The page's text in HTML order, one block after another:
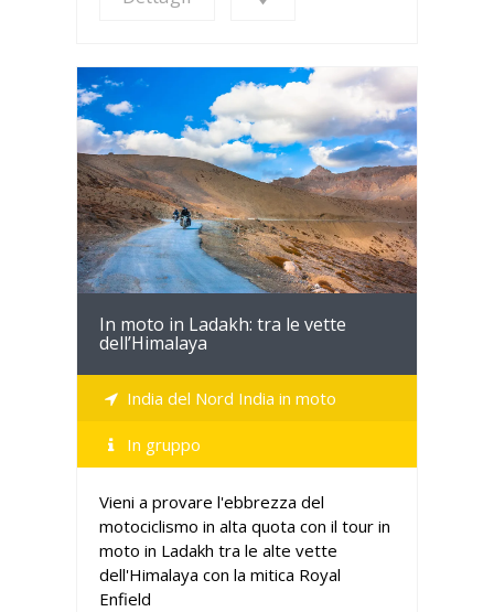
Dettagli
In moto in Ladakh: tra le vette
dell’Himalaya
India del Nord India in moto
In gruppo
Vieni a provare l'ebbrezza del
motociclismo in alta quota con il tour in
moto in Ladakh tra le alte vette
dell'Himalaya con la mitica Royal
Enfield